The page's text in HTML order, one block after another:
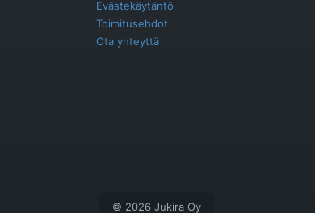
Evästekäytäntö
Toimitusehdot
Ota yhteyttä
© 2026 Jukira Oy